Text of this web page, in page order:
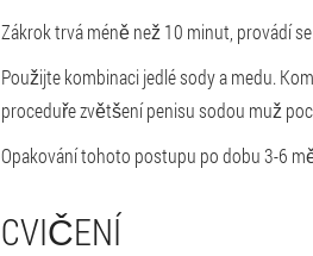
Zákrok trvá méně než 10 minut, provádí
Použijte kombinaci jedlé sody a medu.
proceduře zvětšení penisu sodou muž
Opakování tohoto postupu po dobu 3-6
CVIČENÍ